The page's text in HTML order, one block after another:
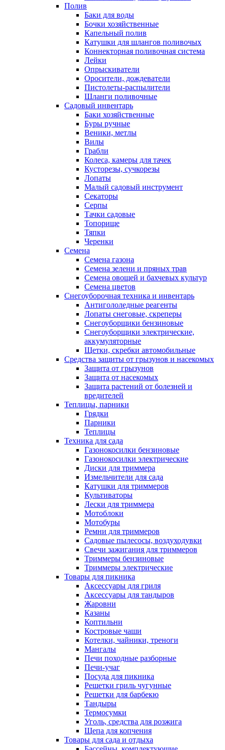
Полив
Баки для воды
Бочки хозяйственные
Капельный полив
Катушки для шлангов поливочых
Коннекторная поливочная система
Лейки
Опрыскиватели
Оросители, дождеватели
Пистолеты-распылители
Шланги поливочные
Садовый инвентарь
Баки хозяйственные
Буры ручные
Веники, метлы
Вилы
Грабли
Колеса, камеры для тачек
Кусторезы, сучкорезы
Лопаты
Малый садовый инструмент
Секаторы
Серпы
Тачки садовые
Топорище
Тяпки
Черенки
Семена
Семена газона
Семена зелени и пряных трав
Семена овощей и бахчевых культур
Семена цветов
Снегоуборочная техника и инвентарь
Антигололедные реагенты
Лопаты снеговые, скреперы
Снегоуборщики бензиновые
Снегоуборщики электрические,
аккумуляторные
Щетки, скребки автомобильные
Средства защиты от грызунов и насекомых
Защита от грызунов
Защита от насекомых
Защита растений от болезней и
вредителей
Теплицы, парники
Грядки
Парники
Теплицы
Техника для сада
Газонокосилки бензиновые
Газонокосилки электрические
Диски для триммера
Измельчители для сада
Катушки для триммеров
Культиваторы
Лески для триммера
Мотоблоки
Мотобуры
Ремни для триммеров
Садовые пылесосы, воздуходувки
Свечи зажигания для триммеров
Триммеры бензиновые
Триммеры электрические
Товары для пикника
Аксессуары для гриля
Аксессуары для тандыров
Жаровни
Казаны
Коптильни
Костровые чаши
Котелки, чайники, треноги
Мангалы
Печи походные разборные
Печи-учаг
Посуда для пикника
Решетки гриль чугунные
Решетки для барбекю
Тандыры
Термосумки
Уголь, средства для розжига
Щепа для копчения
Товары для сада и отдыха